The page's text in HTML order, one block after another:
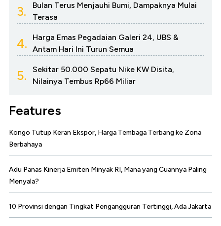
3.
Bulan Terus Menjauhi Bumi, Dampaknya Mulai
Terasa
4.
Harga Emas Pegadaian Galeri 24, UBS &
Antam Hari Ini Turun Semua
5.
Sekitar 50.000 Sepatu Nike KW Disita,
Nilainya Tembus Rp66 Miliar
Features
Kongo Tutup Keran Ekspor, Harga Tembaga Terbang ke Zona
Berbahaya
Adu Panas Kinerja Emiten Minyak RI, Mana yang Cuannya Paling
Menyala?
10 Provinsi dengan Tingkat Pengangguran Tertinggi, Ada Jakarta